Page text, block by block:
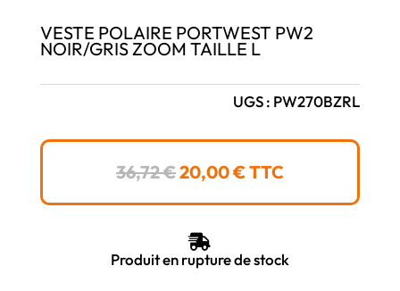
VESTE POLAIRE PORTWEST PW2
NOIR/GRIS ZOOM TAILLE L
UGS : PW270BZRL
36,72€LE
ÉTAIT :
36,72 €.
20,00€LE
20,00 €.
TTC

Produit en rupture de stock